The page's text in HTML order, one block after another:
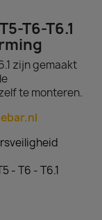
T6-T6.1
zijn gemaakt
te monteren.
- T6 - T6.1